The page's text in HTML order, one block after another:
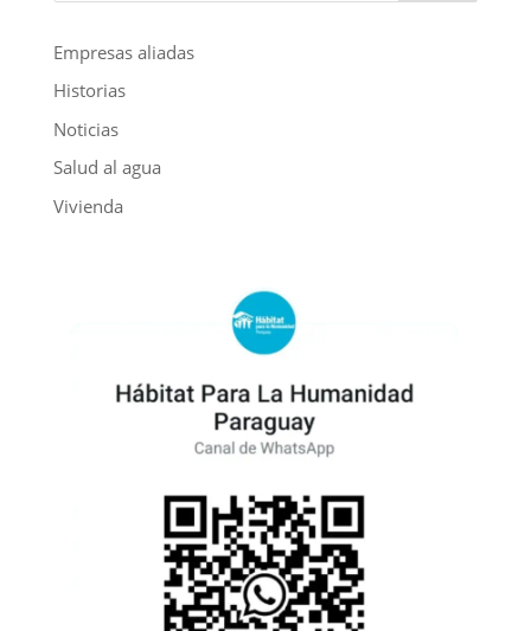
Empresas aliadas
Historias
Noticias
Salud al agua
Vivienda